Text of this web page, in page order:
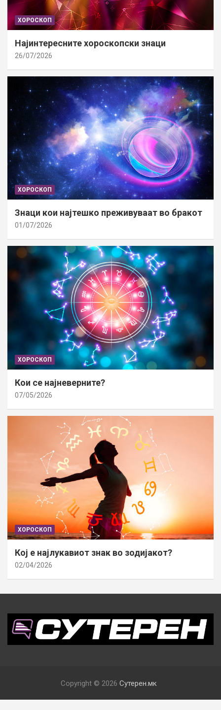
ХОРОСКОП
Најинтересните хороскопски знаци
26/07/2026
ХОРОСКОП
Знаци кои најтешко преживуваат во бракот
01/07/2026
ХОРОСКОП
Кои се најневерните?
07/05/2026
ХОРОСКОП
Кој е најлукавиот знак во зодијакот?
02/04/2026
Copyright © 2026 Сутерен.мк